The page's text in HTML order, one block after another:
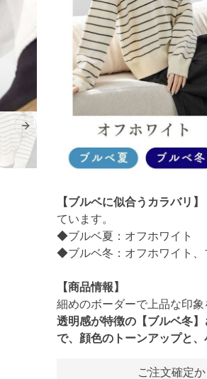
Next slide
【ブルベに似合うカラバリ】
ています。
◆ブルベ夏：オフホワイト
◆ブルベ冬：オフホワイト、
【商品情報】
細めのボーダーで上品な印
透明感が特徴の【ブルベ冬
で、顔色のトーンアップと
ご注文確定